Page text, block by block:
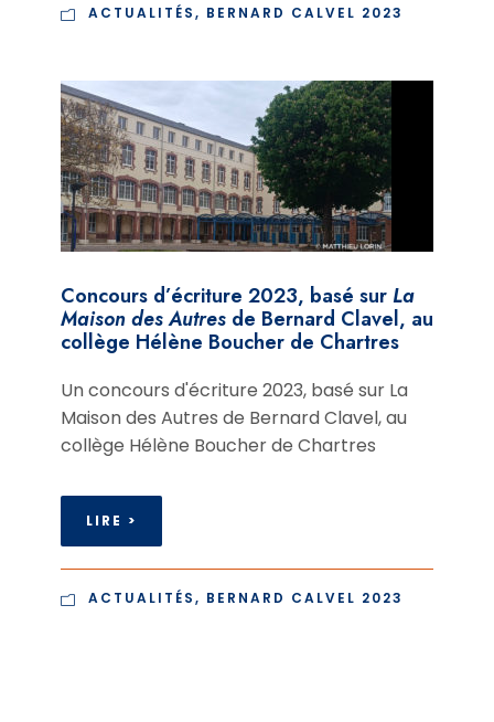
ACTUALITÉS, BERNARD CALVEL 2023
Concours d’écriture 2023, basé surLa
Maison des Autres de Bernard Clavel, au
collège Hélène Boucher de Chartres
Un concours d'écriture 2023, basé sur La
Maison des Autres de Bernard Clavel, au
collège Hélène Boucher de Chartres
LIRE >
ACTUALITÉS, BERNARD CALVEL 2023